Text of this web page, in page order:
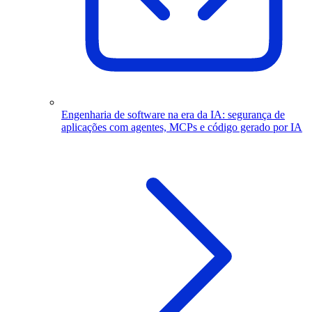
Engenharia de software na era da IA: segurança de
aplicações com agentes, MCPs e código gerado por IA